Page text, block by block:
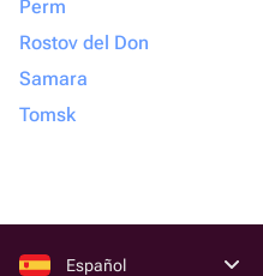
Perm
Rostov del Don
Samara
Tomsk
Español